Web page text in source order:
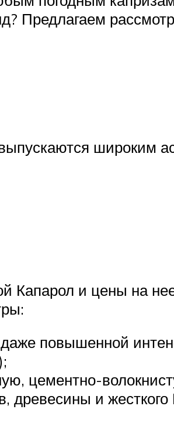
Предлагаем
широким
Капарол и цены на
повышенной
цементно-
древесины и